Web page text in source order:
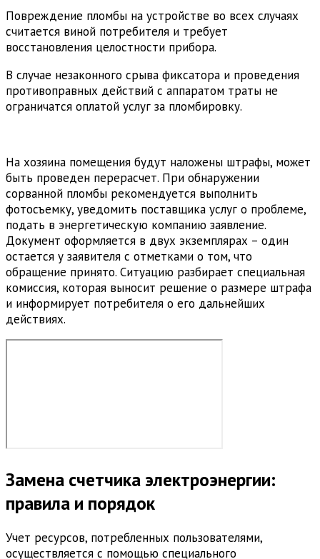
Повреждение пломбы на устройстве во всех случаях
считается виной потребителя и требует
восстановления целостности прибора.
В случае незаконного срыва фиксатора и проведения
противоправных действий с аппаратом траты не
ограничатся оплатой услуг за пломбировку.
На хозяина помещения будут наложены штрафы, может
быть проведен перерасчет. При обнаружении
сорванной пломбы рекомендуется выполнить
фотосъемку, уведомить поставщика услуг о проблеме,
подать в энергетическую компанию заявление.
Документ оформляется в двух экземплярах – один
остается у заявителя с отметками о том, что
обращение принято. Ситуацию разбирает специальная
комиссия, которая выносит решение о размере штрафа
и информирует потребителя о его дальнейших
действиях.
Замена счетчика электроэнергии:
правила и порядок
Учет ресурсов, потребленных пользователями,
осуществляется с помощью специального